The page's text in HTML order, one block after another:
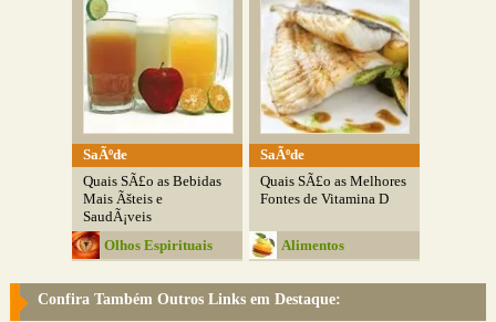
SaÃºde
Quais SÃ£o as Bebidas
Mais Ãšteis e
SaudÃ¡veis
Olhos Espirituais
SaÃºde
Quais SÃ£o as Melhores
Fontes de Vitamina D
Alimentos
Confira Também Outros Links em Destaque: